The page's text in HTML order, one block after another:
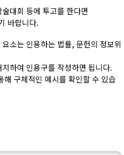
대회 등에 투고를 한다면
바랍니다.
소는 인용하는 법률, 문헌의 정보위
하여 인용구를 작성하면 됩니다.
해 구체적인 예시를 확인할 수 있습